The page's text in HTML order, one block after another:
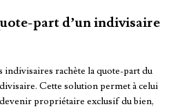
part d’un indivisaire
indivisaires rachète la quote-part du
Cette solution permet à celui
propriétaire exclusif du bien,